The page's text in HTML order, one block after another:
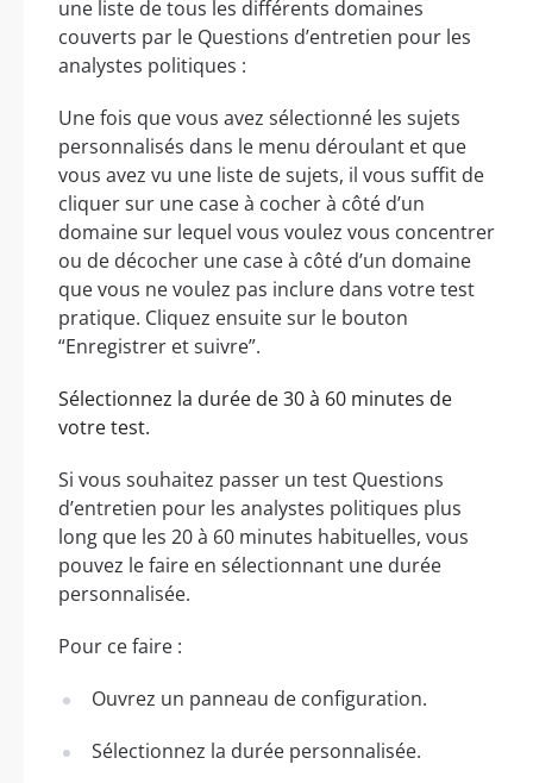
une liste de tous les différents domaines
couverts par le Questions d’entretien pour les
analystes politiques :
Une fois que vous avez sélectionné les sujets
personnalisés dans le menu déroulant et que
vous avez vu une liste de sujets, il vous suffit de
cliquer sur une case à cocher à côté d’un
domaine sur lequel vous voulez vous concentrer
ou de décocher une case à côté d’un domaine
que vous ne voulez pas inclure dans votre test
pratique. Cliquez ensuite sur le bouton
“Enregistrer et suivre”.
Sélectionnez la durée de 30 à 60 minutes de
votre test.
Si vous souhaitez passer un test Questions
d’entretien pour les analystes politiques plus
long que les 20 à 60 minutes habituelles, vous
pouvez le faire en sélectionnant une durée
personnalisée.
Pour ce faire :
Ouvrez un panneau de configuration.
Sélectionnez la durée personnalisée.